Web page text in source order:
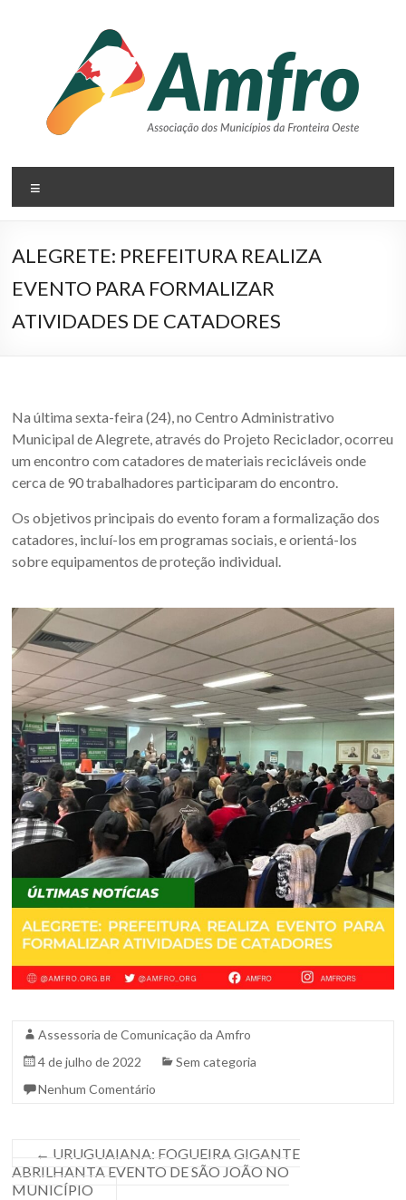
AMFRO
–
Associação
dos
Municípios
Oeste
–
RS
Site
da
Associação
Municípios
Fronteira
Oeste
do
estado
do
Rio
Grande
do
Sul.
ALEGRETE: PREFEITURA REALIZA
EVENTO PARA FORMALIZAR
ATIVIDADES DE CATADORES
Na última sexta-feira (24), no Centro Administrativo
Municipal de Alegrete, através do Projeto Reciclador, ocorreu
um encontro com catadores de materiais recicláveis onde
cerca de 90 trabalhadores participaram do encontro.
Os objetivos principais do evento foram a formalização dos
catadores, incluí-los em programas sociais, e orientá-los
sobre equipamentos de proteção individual.
Assessoria de Comunicação da Amfro
4 de julho de 2022
Sem categoria
Nenhum Comentário
← URUGUAIANA: FOGUEIRA GIGANTE
ABRILHANTA EVENTO DE SÃO JOÃO NO
MUNICÍPIO